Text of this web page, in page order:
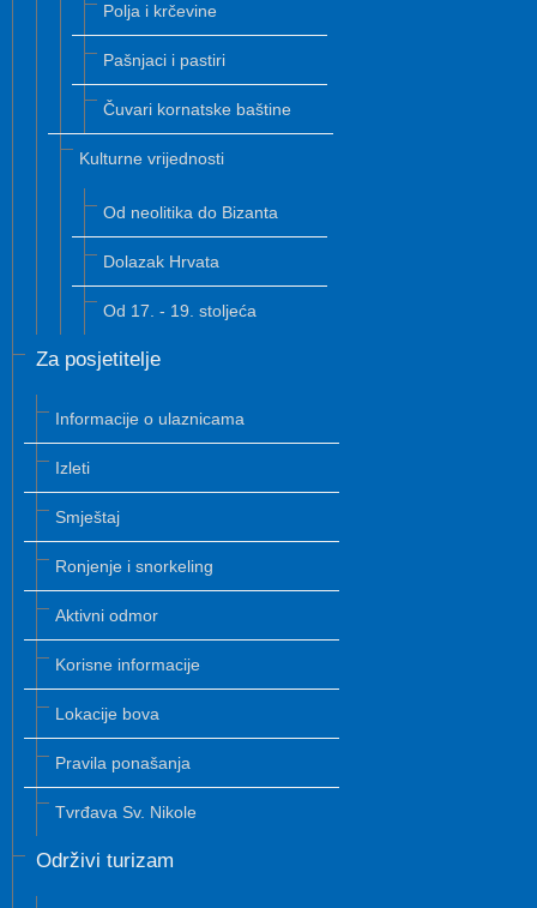
Polja i krčevine
Pašnjaci i pastiri
Čuvari kornatske baštine
Kulturne vrijednosti
Od neolitika do Bizanta
Dolazak Hrvata
Od 17. - 19. stoljeća
Za posjetitelje
Informacije o ulaznicama
Izleti
Smještaj
Ronjenje i snorkeling
Aktivni odmor
Korisne informacije
Lokacije bova
Pravila ponašanja
Tvrđava Sv. Nikole
Održivi turizam